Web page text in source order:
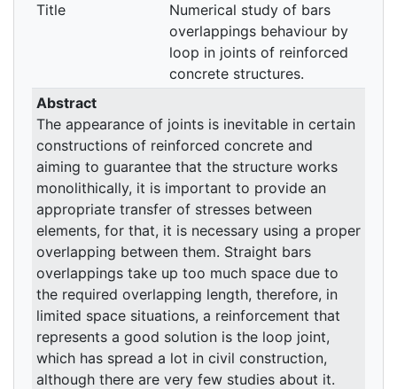
Title
Numerical study of bars
overlappings behaviour by
loop in joints of reinforced
concrete structures.
Abstract
The appearance of joints is inevitable in certain
constructions of reinforced concrete and
aiming to guarantee that the structure works
monolithically, it is important to provide an
appropriate transfer of stresses between
elements, for that, it is necessary using a proper
overlapping between them. Straight bars
overlappings take up too much space due to
the required overlapping length, therefore, in
limited space situations, a reinforcement that
represents a good solution is the loop joint,
which has spread a lot in civil construction,
although there are very few studies about it.